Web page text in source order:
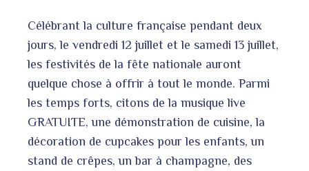
Célébrant la culture française pendant deux
jours, le vendredi 12 juillet et le samedi 13 juillet,
les festivités de la fête nationale auront
quelque chose à offrir à tout le monde. Parmi
les temps forts, citons de la musique live
GRATUITE, une démonstration de cuisine, la
décoration de cupcakes pour les enfants, un
stand de crêpes, un bar à champagne, des